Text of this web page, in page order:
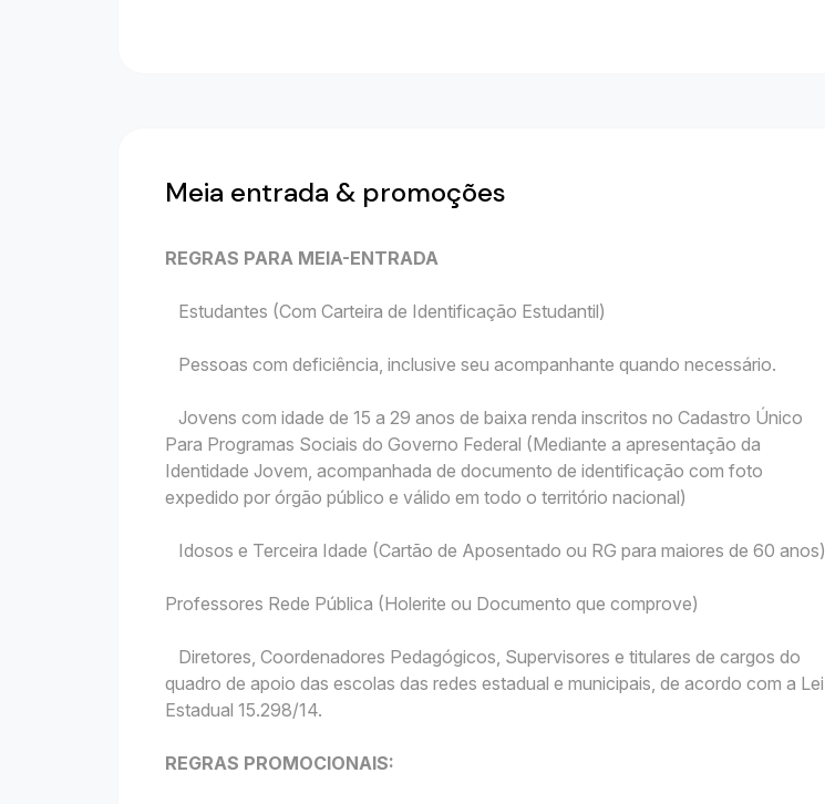
Meia entrada & promoções
REGRAS PARA MEIA-ENTRADA
Estudantes (Com Carteira de Identificação Estudantil)
Pessoas com deficiência, inclusive seu acompanhante quando necessário.
Jovens com idade de 15 a 29 anos de baixa renda inscritos no Cadastro Único
Para Programas Sociais do Governo Federal (Mediante a apresentação da
Identidade Jovem, acompanhada de documento de identificação com foto
expedido por órgão público e válido em todo o território nacional)
Idosos e Terceira Idade (Cartão de Aposentado ou RG para maiores de 60 anos)
Professores Rede Pública (Holerite ou Documento que comprove)
Diretores, Coordenadores Pedagógicos, Supervisores e titulares de cargos do
quadro de apoio das escolas das redes estadual e municipais, de acordo com a Lei
Estadual 15.298/14.
REGRAS PROMOCIONAIS: